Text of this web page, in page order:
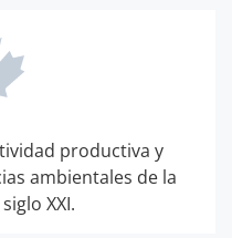
productiva y
ambientales de la
XXI.